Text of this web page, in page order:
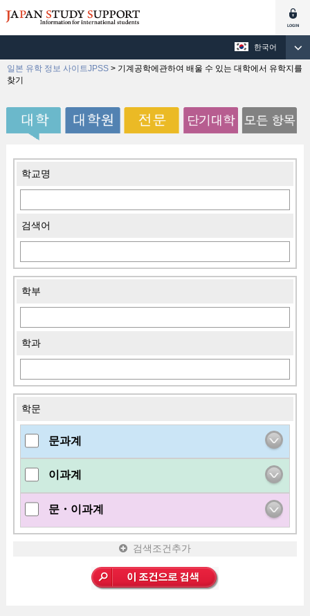
한국어
일본 유학 정보 사이트JPSS > 기계공학에관하여 배울 수 있는 대학에서 유학지를
찾기
학교명
검색어
학부
학과
학문
문과계
이과계
문・이과계
검색조건추가